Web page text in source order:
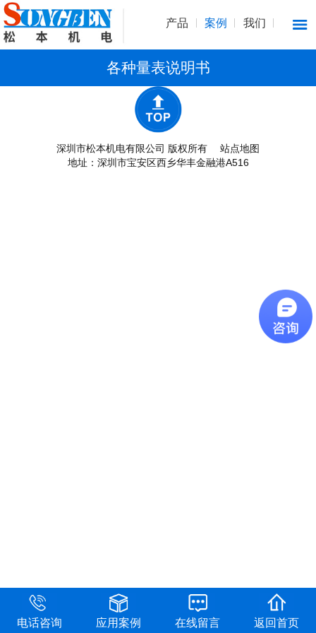
产品 案例 我们
各种量表说明书
深圳市松本机电有限公司 版权所有 站点地图
地址：深圳市宝安区西乡华丰金融港A516
电话咨询 应用案例 在线留言 返回首页